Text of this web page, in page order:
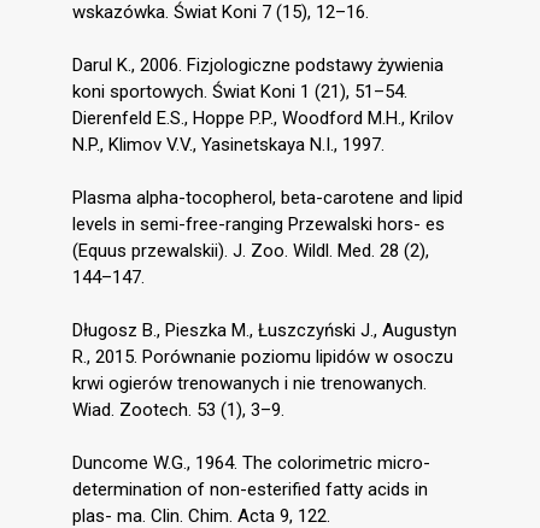
wskazówka. Świat Koni 7 (15), 12–16.
Darul K., 2006. Fizjologiczne podstawy żywienia
koni sportowych. Świat Koni 1 (21), 51–54.
Dierenfeld E.S., Hoppe P.P., Woodford M.H., Krilov
N.P., Klimov V.V., Yasinetskaya N.I., 1997.
Plasma alpha-tocopherol, beta-carotene and lipid
levels in semi-free-ranging Przewalski hors- es
(Equus przewalskii). J. Zoo. Wildl. Med. 28 (2),
144–147.
Długosz B., Pieszka M., Łuszczyński J., Augustyn
R., 2015. Porównanie poziomu lipidów w osoczu
krwi ogierów trenowanych i nie trenowanych.
Wiad. Zootech. 53 (1), 3–9.
Duncome W.G., 1964. The colorimetric micro-
determination of non-esterified fatty acids in
plas- ma. Clin. Chim. Acta 9, 122.